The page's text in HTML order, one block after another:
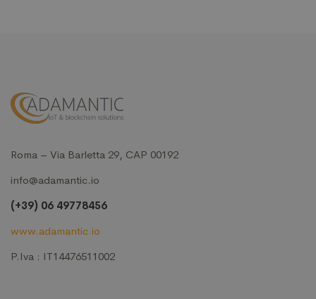
Roma – Via Barletta 29, CAP 00192
info@adamantic.io
(+39) 06 49778456
www.adamantic.io
P.Iva : IT14476511002